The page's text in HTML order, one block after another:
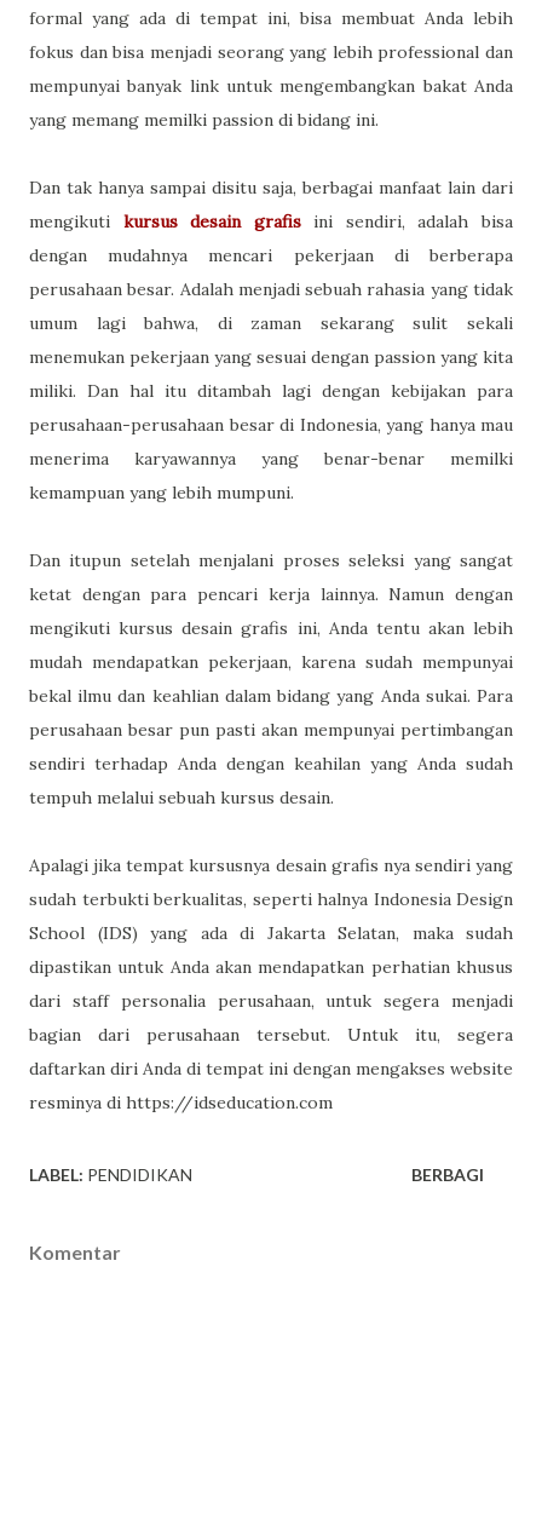
formal yang ada di tempat ini, bisa membuat Anda lebih
fokus dan bisa menjadi seorang yang lebih professional dan
mempunyai banyak link untuk mengembangkan bakat Anda
yang memang memilki passion di bidang ini.
Dan tak hanya sampai disitu saja, berbagai manfaat lain dari
mengikuti kursus desain grafisini sendiri, adalah bisa
dengan mudahnya mencari pekerjaan di berberapa
perusahaan besar. Adalah menjadi sebuah rahasia yang tidak
umum lagi bahwa, di zaman sekarang sulit sekali
menemukan pekerjaan yang sesuai dengan passion yang kita
miliki. Dan hal itu ditambah lagi dengan kebijakan para
perusahaan-perusahaan besar di Indonesia, yang hanya mau
menerima karyawannya yang benar-benar memilki
kemampuan yang lebih mumpuni.
Dan itupun setelah menjalani proses seleksi yang sangat
ketat dengan para pencari kerja lainnya. Namun dengan
mengikuti kursus desain grafis ini, Anda tentu akan lebih
mudah mendapatkan pekerjaan, karena sudah mempunyai
bekal ilmu dan keahlian dalam bidang yang Anda sukai. Para
perusahaan besar pun pasti akan mempunyai pertimbangan
sendiri terhadap Anda dengan keahilan yang Anda sudah
tempuh melalui sebuah kursus desain.
Apalagi jika tempat kursusnya desain grafis nya sendiri yang
sudah terbukti berkualitas, seperti halnya Indonesia Design
School (IDS) yang ada di Jakarta Selatan, maka sudah
dipastikan untuk Anda akan mendapatkan perhatian khusus
dari staff personalia perusahaan, untuk segera menjadi
bagian dari perusahaan tersebut. Untuk itu, segera
daftarkan diri Anda di tempat ini dengan mengakses website
resminya di https://idseducation.com
LABEL: PENDIDIKAN BERBAGI
Komentar